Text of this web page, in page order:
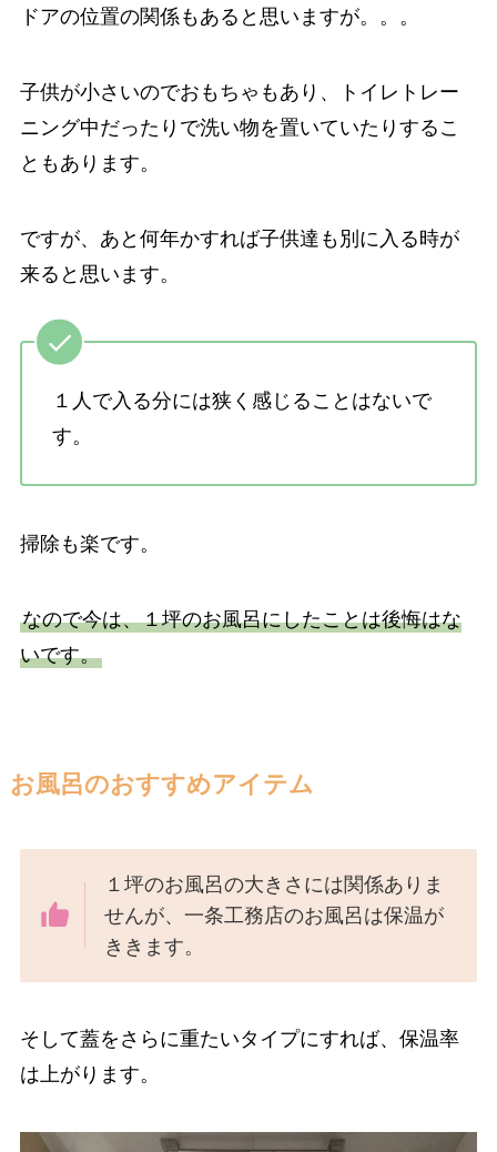
ドアの位置の関係もあると思いますが。。。
子供が小さいのでおもちゃもあり、トイレトレー
ニング中だったりで洗い物を置いていたりするこ
ともあります。
ですが、あと何年かすれば子供達も別に入る時が
来ると思います。
１人で入る分には狭く感じることはないで
す。
掃除も楽です。
なので今は、１坪のお風呂にしたことは後悔はな
いです。
お風呂のおすすめアイテム
１坪のお風呂の大きさには関係ありま
せんが、一条工務店のお風呂は保温が
ききます。
そして蓋をさらに重たいタイプにすれば、保温率
は上がります。